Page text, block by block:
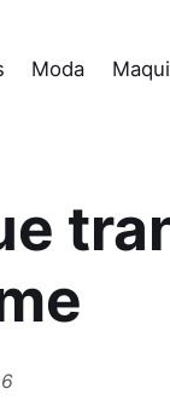
Moda